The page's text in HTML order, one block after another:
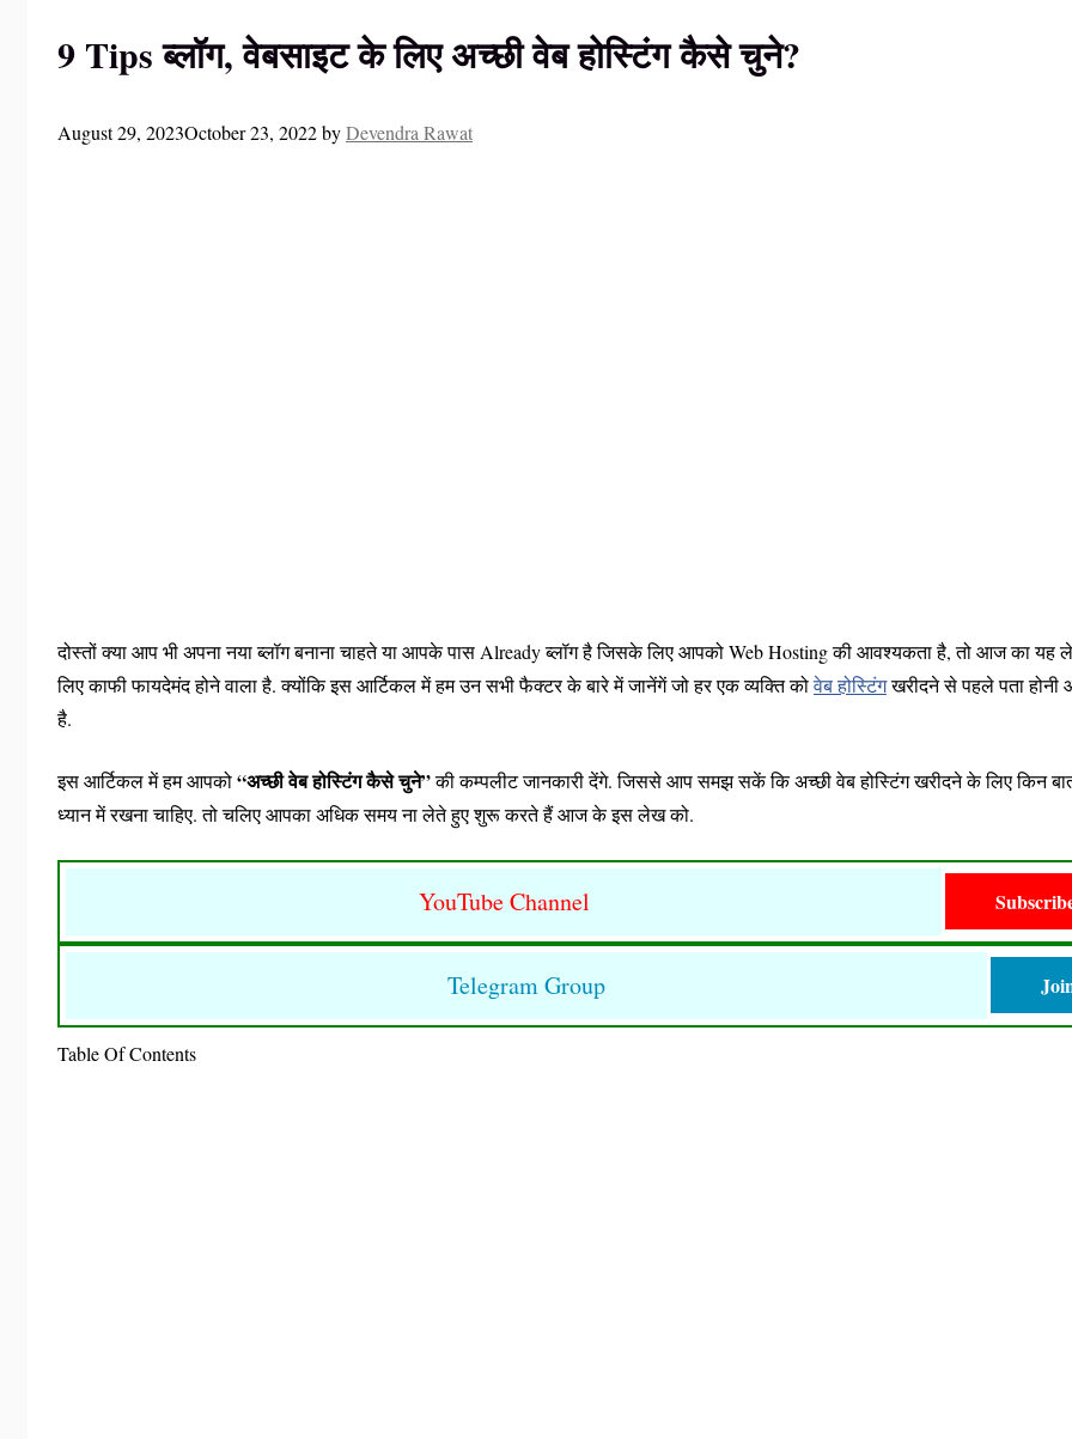
9 Tips ब्लॉग, वेबसाइट के लिए अच्छी वेब होस्टिंग कैसे चुने?
August 29, 2023October 23, 2022byDevendra Rawat
दोस्तों क्या आप भी अपना नया ब्लॉग बनाना चाहते या आपके पास Already ब्लॉग है जिसके लिए आपको Web Hosting की आवश्यकता है, तो आज का
लिए काफी फायदेमंद होने वाला है. क्योंकि इस आर्टिकल में हम उन सभी फैक्टर के बारे में जानेंगें जो हर एक व्यक्ति कोवेब होस्टिंगखरीदने से पहले पता
है.
इस आर्टिकल में हम आपको“अच्छी वेब होस्टिंग कैसे चुने”की कम्पलीट जानकारी देंगे. जिससे आप समझ सकें कि अच्छी वेब होस्टिंग खरीदने के लिए किन
ध्यान में रखना चाहिए. तो चलिए आपका अधिक समय ना लेते हुए शुरू करते हैं आज के इस लेख को.
YouTube Channel
Telegram Group
Table Of Contents